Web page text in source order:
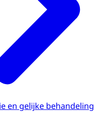
en gelijke behandeling